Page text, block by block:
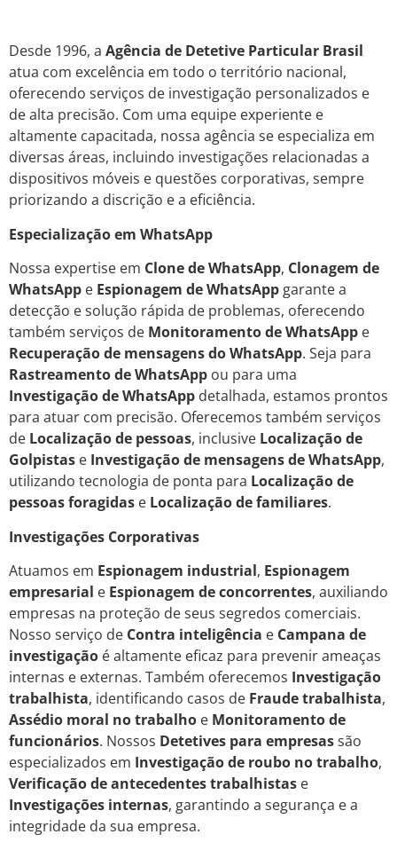
Desde 1996, a Agência de Detetive Particular Brasil
atua com excelência em todo o território nacional,
oferecendo serviços de investigação personalizados e
de alta precisão. Com uma equipe experiente e
altamente capacitada, nossa agência se especializa em
diversas áreas, incluindo investigações relacionadas a
dispositivos móveis e questões corporativas, sempre
priorizando a discrição e a eficiência.
Especialização em WhatsApp
Nossa expertise em Clone de WhatsApp, Clonagem de
WhatsApp e Espionagem de WhatsApp garante a
detecção e solução rápida de problemas, oferecendo
também serviços de Monitoramento de WhatsApp e
Recuperação de mensagens do WhatsApp. Seja para
Rastreamento de WhatsApp ou para uma
Investigação de WhatsApp detalhada, estamos prontos
para atuar com precisão. Oferecemos também serviços
de Localização de pessoas, inclusive Localização de
Golpistas e Investigação de mensagens de WhatsApp,
utilizando tecnologia de ponta para Localização de
pessoas foragidas e Localização de familiares.
Investigações Corporativas
Atuamos em Espionagem industrial, Espionagem
empresarial e Espionagem de concorrentes, auxiliando
empresas na proteção de seus segredos comerciais.
Nosso serviço de Contra inteligência e Campana de
investigação é altamente eficaz para prevenir ameaças
internas e externas. Também oferecemos Investigação
trabalhista, identificando casos de Fraude trabalhista,
Assédio moral no trabalho e Monitoramento de
funcionários. Nossos Detetives para empresassão
especializados em Investigação de roubo no trabalho,
Verificação de antecedentes trabalhistas e
Investigações internas, garantindo a segurança e a
integridade da sua empresa.